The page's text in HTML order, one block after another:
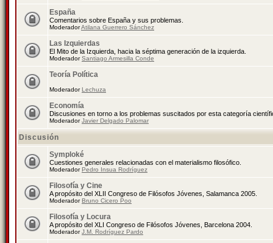
España
Comentarios sobre España y sus problemas.
ModeradorAtilana Guerrero Sánchez
Las Izquierdas
El Mito de la Izquierda, hacia la séptima generación de la izquierda.
ModeradorSantiago Armesilla Conde
Teoría Política
ModeradorLechuza
Economía
Discusiones en torno a los problemas suscitados por esta categoría
ModeradorJavier Delgado Palomar
Discusión
Symploké
Cuestiones generales relacionadas con el materialismo filosófico.
ModeradorPedro Insua Rodríguez
Filosofía y Cine
A propósito del XLII Congreso de Filósofos Jóvenes, Salamanca 2005.
ModeradorBruno Cicero Poo
Filosofía y Locura
A propósito del XLI Congreso de Filósofos Jóvenes, Barcelona 2004.
ModeradorJ.M. Rodríguez Pardo